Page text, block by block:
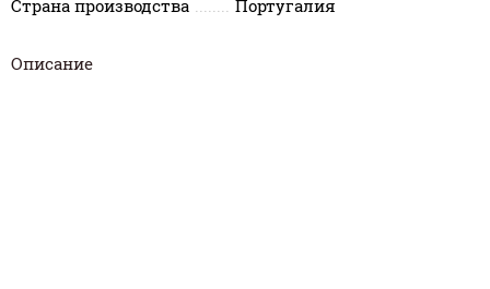
Страна производства Португалия
Описание